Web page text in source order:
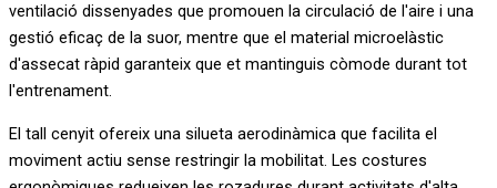
ventilació dissenyades que promouen la circulació de l'aire i una
gestió eficaç de la suor, mentre que el material microelàstic
d'assecat ràpid garanteix que et mantinguis còmode durant tot
l'entrenament.
El tall cenyit ofereix una silueta aerodinàmica que facilita el
moviment actiu sense restringir la mobilitat. Les costures